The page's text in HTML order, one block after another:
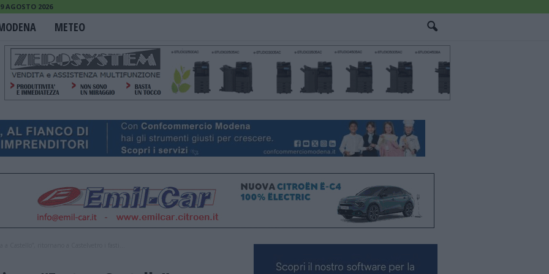
AGOSTO 2026
METEO